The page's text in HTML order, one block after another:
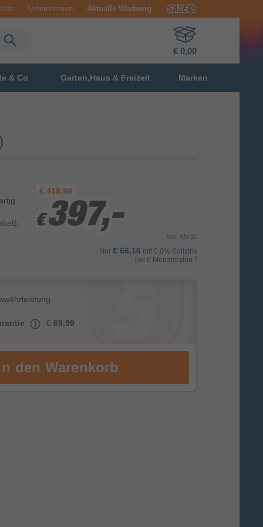
Unternehmen Aktuelle Werbung
€ 0,00
& Co Garten,Haus & Freizeit Marken
€419,99
€397,-
€397,-
€397,-
inkl. MwSt.
Nur € 66,16 mit 0,0% Sollzins
bei 6 Monatsraten 1
€ 69,99